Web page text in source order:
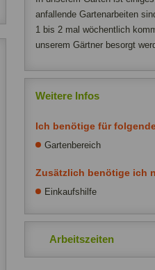
anfallende Gartenarbeiten
1 bis 2 mal wöchentlich
unserem Gärtner besorgt
Weitere Infos
Ich benötige für
Gartenbereich
Zusätzlich benötige ich
Einkaufshilfe
Arbeitszeiten